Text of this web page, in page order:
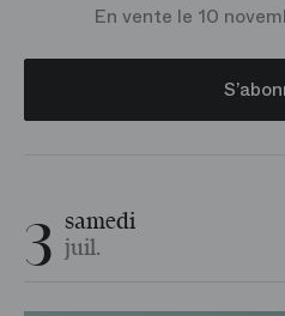
En vente le 10
3 samedi
juil.